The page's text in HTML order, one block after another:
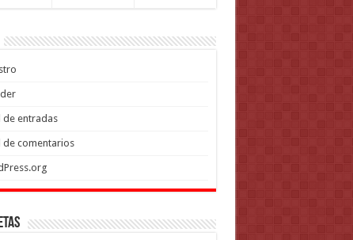
de entradas
de comentarios